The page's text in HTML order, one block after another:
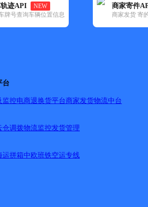
迹API
NEW
牌号查询车辆位置信息
商家寄件
商家发货 寄
台
监控电商退换货平台商家发货物流中台
仓调拨物流监控发货管理
运拼箱中欧班铁空运专线
-酒泉市-敦煌市
园小区一号商铺